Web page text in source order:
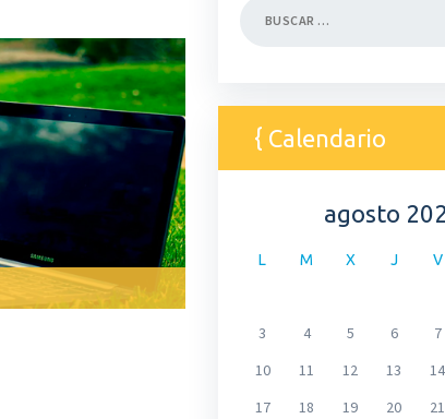
Calendario
agosto
L M X J V
3
4 5 6 7
10
11 12 13 14
17
18 19 20 21